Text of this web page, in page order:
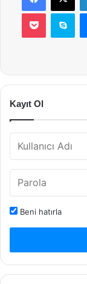
Pocket
Kayıt Ol
Beni hatırla